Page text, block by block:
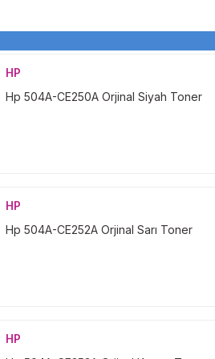
HP
Hp 504A-CE250A Orjinal Siyah Toner
HP
Hp 504A-CE252A Orjinal Sarı Toner
HP